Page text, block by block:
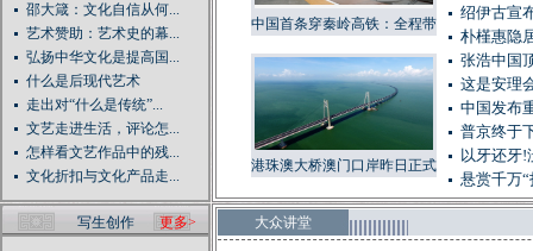
邵大箴：文化自信从何...
艺术赞助：艺术史的幕...
弘扬中华文化是提高国...
什么是后现代艺术
走出对“什么是传统”...
文艺走进生活，评论怎...
怎样看文艺作品中的残...
文化折扣与文化产品走...
中国首条穿秦岭高铁：全程带
或隧道里
港珠澳大桥澳门口岸昨日正式
绍伊古宣
朴槿惠隐
张浩中国
这是安理
中国发布
普京终于
以牙还牙!
悬赏千万
写生创作 更多> 大众讲堂